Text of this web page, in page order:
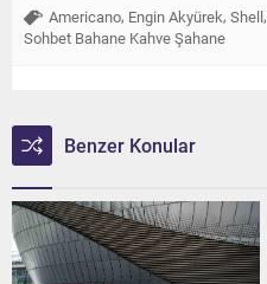
Americano, Engin Akyürek, Shell,
Sohbet Bahane Kahve Şahane
Benzer Konular